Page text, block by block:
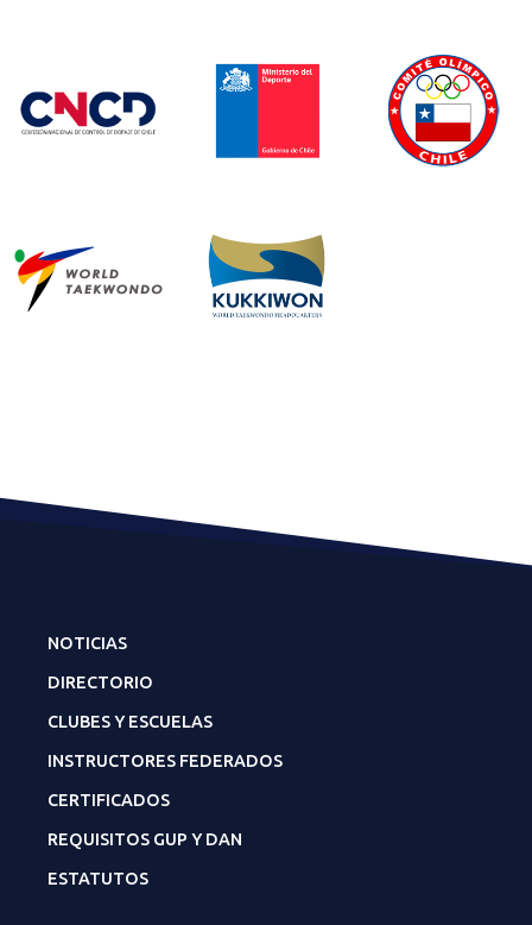
NOTICIAS
DIRECTORIO
CLUBES Y ESCUELAS
INSTRUCTORES FEDERADOS
CERTIFICADOS
REQUISITOS GUP Y DAN
ESTATUTOS